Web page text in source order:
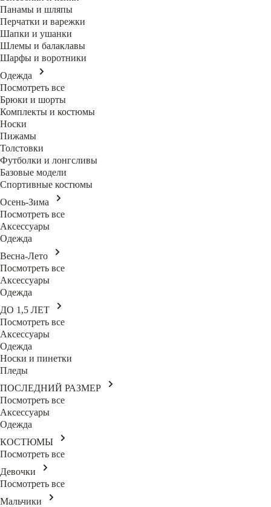
Панамы и шляпы
Перчатки и варежки
Шапки и ушанки
Шлемы и балаклавы
Шарфы и воротники
Одежда
Посмотреть все
Брюки и шорты
Комплекты и костюмы
Носки
Пижамы
Толстовки
Футболки и лонгсливы
Базовые модели
Спортивные костюмы
Осень-Зима
Посмотреть все
Аксессуары
Одежда
Весна-Лето
Посмотреть все
Аксессуары
Одежда
ДО 1,5 ЛЕТ
Посмотреть все
Аксессуары
Одежда
Носки и пинетки
Пледы
ПОСЛЕДНИЙ РАЗМЕР
Посмотреть все
Аксессуары
Одежда
КОСТЮМЫ
Посмотреть все
Девочки
Посмотреть все
Мальчики